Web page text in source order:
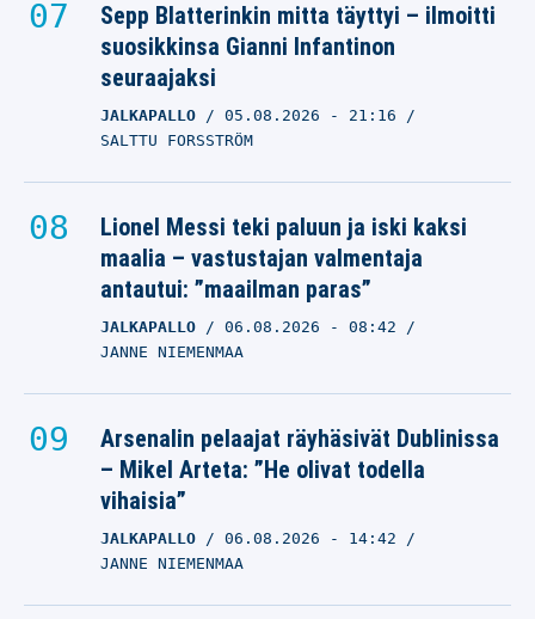
Sepp Blatterinkin mitta täyttyi – ilmoitti
suosikkinsa Gianni Infantinon
seuraajaksi
JALKAPALLO 05.08.2026 - 21:16
SALTTU FORSSTRÖM
Lionel Messi teki paluun ja iski kaksi
maalia – vastustajan valmentaja
antautui: ”maailman paras”
JALKAPALLO 06.08.2026 - 08:42
JANNE NIEMENMAA
Arsenalin pelaajat räyhäsivät Dublinissa
– Mikel Arteta: ”He olivat todella
vihaisia”
JALKAPALLO 06.08.2026 - 14:42
JANNE NIEMENMAA